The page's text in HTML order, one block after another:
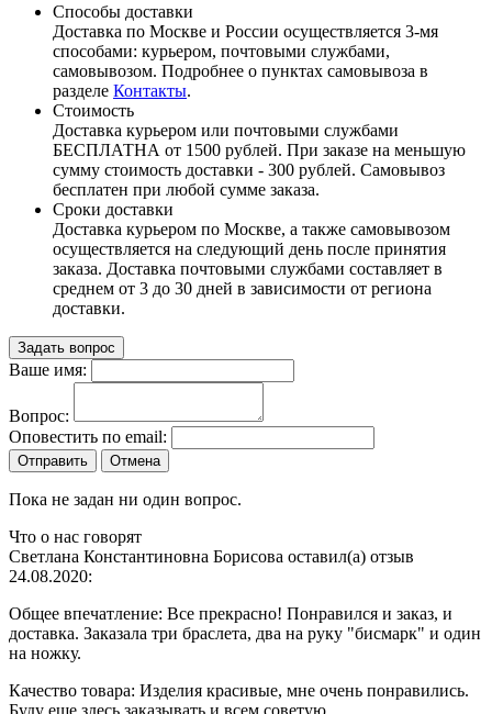
Способы доставки
Доставка по Москве и России осуществляется 3-мя
способами: курьером, почтовыми службами,
самовывозом. Подробнее о пунктах самовывоза в
разделе Контакты.
Стоимость
Доставка курьером или почтовыми службами
БЕСПЛАТНА от 1500 рублей. При заказе на меньшую
сумму стоимость доставки - 300 рублей. Самовывоз
бесплатен при любой сумме заказа.
Сроки доставки
Доставка курьером по Москве, а также самовывозом
осуществляется на следующий день после принятия
заказа. Доставка почтовыми службами составляет в
среднем от 3 до 30 дней в зависимости от региона
доставки.
Задать вопрос
Ваше имя:
Вопрос:
Оповестить по email:
Отправить Отмена
Пока не задан ни один вопрос.
Что о нас говорят
Светлана Константиновна Борисова оставил(а) отзыв
24.08.2020:
Общее впечатление: Все прекрасно! Понравился и заказ, и
доставка. Заказала три браслета, два на руку "бисмарк" и один
на ножку.
Качество товара: Изделия красивые, мне очень понравились.
Буду еще здесь заказывать и всем советую.